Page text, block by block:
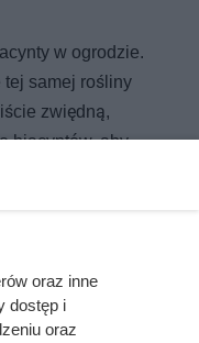
w ogrodzie.
samej rośliny
zwiędną,
hiacyntów, aby
Przekwitłe hiacynty
hiacyntów
oraz inne
dostęp i
oraz